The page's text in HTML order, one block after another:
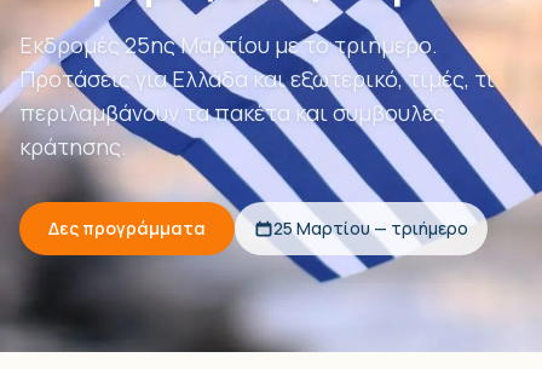
Εκδρομές 25ης Μαρτίου με το τριήμερο.
Προτάσεις για Ελλάδα και εξωτερικό, τιμές, τι
περιλαμβάνουν τα πακέτα και συμβουλές
κράτησης.
Δες προγράμματα 25 Μαρτίου — τριήμερο